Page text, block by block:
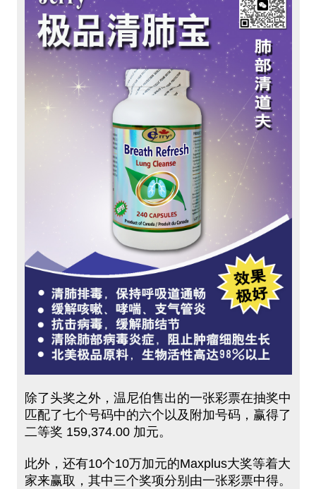
除了头奖之外，温尼伯售出的一张彩票在抽奖中
匹配了七个号码中的六个以及附加号码，赢得了
二等奖 159,374.00 加元。
此外，还有10个10万加元的Maxplus大奖等着大
家来赢取，其中三个奖项分别由一张彩票中得。